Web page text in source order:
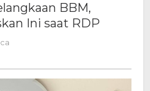
Warga
Terkait
Jelaskan
BBM,
Ini saat RDP